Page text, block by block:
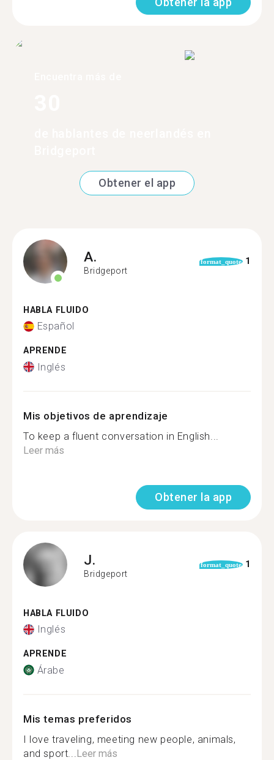
Obtener el app
A.
Bridgeport
format_quote 1
HABLA FLUIDO
Español
APRENDE
Inglés
Mis objetivos de aprendizaje
To keep a fluent conversation in English...
Leer más
Obtener la app
J.
Bridgeport
format_quote 1
HABLA FLUIDO
Inglés
APRENDE
Árabe
Mis temas preferidos
I love traveling, meeting new people, animals,
and sport... Leer más